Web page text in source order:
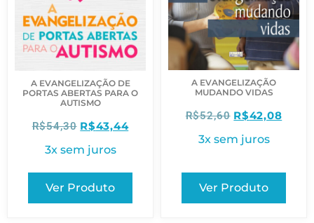
A EVANGELIZAÇÃO DE
PORTAS ABERTAS PARA O
AUTISMO
R$54,30 R$43,44
3x sem juros
Ver Produto
A EVANGELIZAÇÃO
MUDANDO VIDAS
R$52,60 R$42,08
3x sem juros
Ver Produto